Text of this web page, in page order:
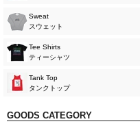
Sweat
スウェット
Tee Shirts
ティーシャツ
Tank Top
タンクトップ
GOODS CATEGORY